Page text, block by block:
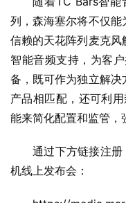
列，森海塞尔将不仅
信赖的天花阵列麦克
智能音频支持，为客
备，既可作为独立解
产品相匹配，还可利
能来简化配置和监管，
通过下方链接注
机线上发布会：